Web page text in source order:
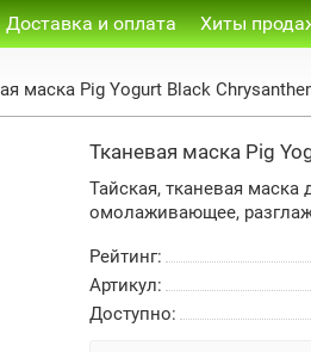
Доставка и оплата Хиты
маска Pig Yogurt Black
Тканевая маска Pig
Тайская, тканевая маска
омолаживающее,
Рейтинг:
Артикул:
Доступно: